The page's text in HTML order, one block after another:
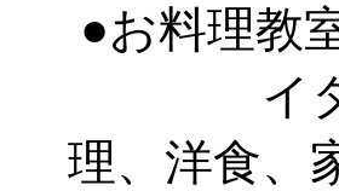
●お料理教
イタリ
理、洋食、